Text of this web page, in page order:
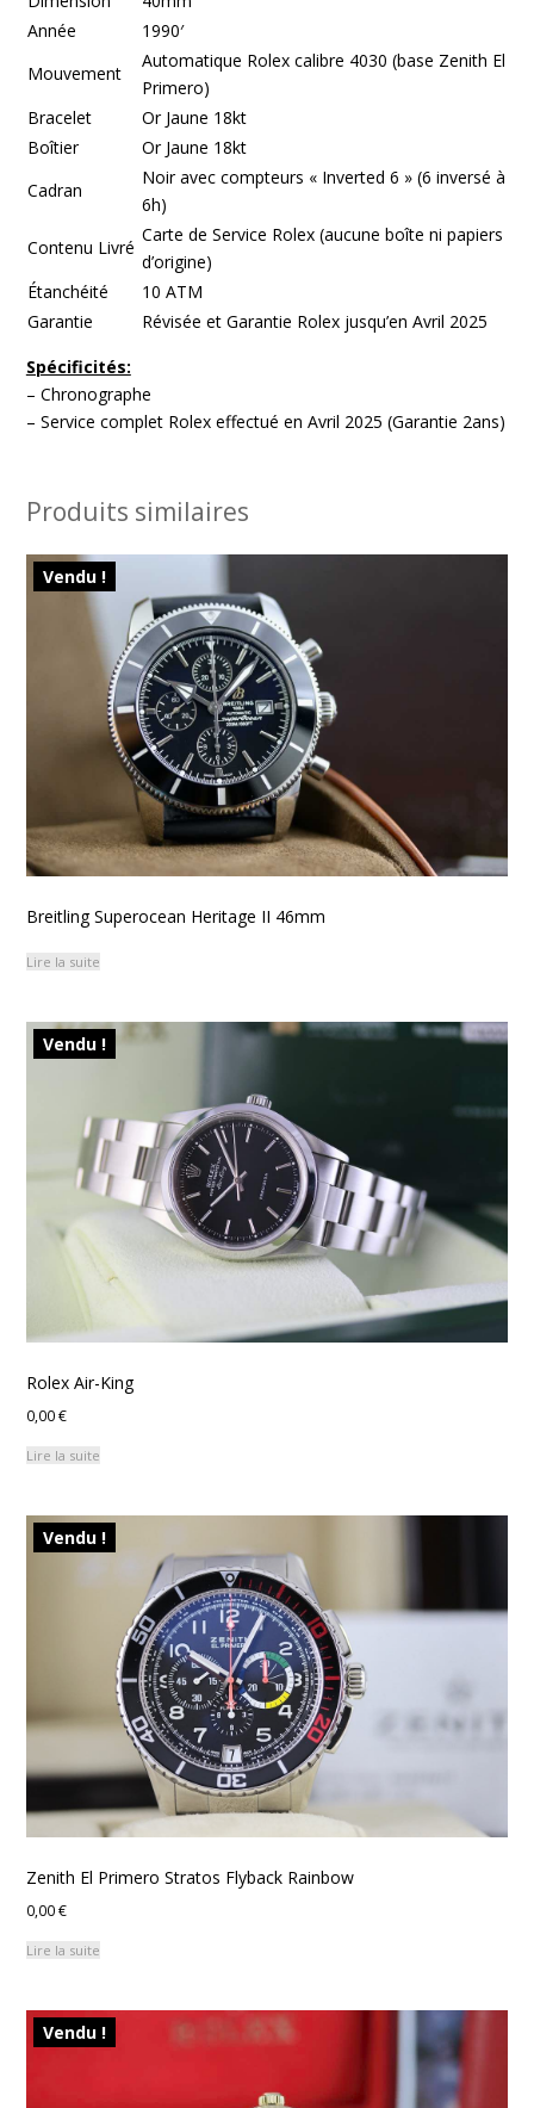
Année
1990′
Mouvement
Automatique Rolex calibre 4030 (base Zenith El
Primero)
Bracelet
Or Jaune 18kt
Boîtier
Or Jaune 18kt
Cadran
Noir avec compteurs « Inverted 6 » (6 inversé à
6h)
Contenu Livré
Carte de Service Rolex (aucune boîte ni papiers
d’origine)
Étanchéité
10 ATM
Garantie
Révisée et Garantie Rolex jusqu’en Avril 2025
Spécificités:
– Chronographe
– Service complet Rolex effectué en Avril 2025 (Garantie 2ans)
Produits similaires
Vendu !
Breitling Superocean Heritage II 46mm
Lire la suite
Vendu !
Rolex Air-King
0,00€
Lire la suite
Vendu !
Zenith El Primero Stratos Flyback Rainbow
0,00€
Lire la suite
Vendu !